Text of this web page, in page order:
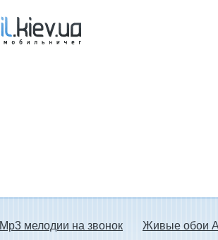
Mp3 мелодии на звонок Живые обои